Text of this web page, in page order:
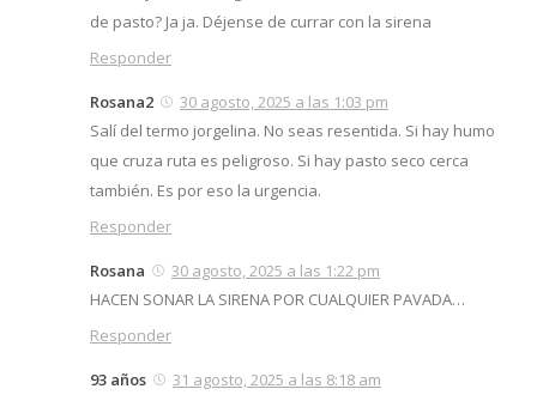
de pasto? Ja ja. Déjense de currar con la sirena
Responder
Rosana2
30 agosto, 2025 a las 1:03 pm
Salí del termo jorgelina. No seas resentida. Si hay humo
que cruza ruta es peligroso. Si hay pasto seco cerca
también. Es por eso la urgencia.
Responder
Rosana
30 agosto, 2025 a las 1:22 pm
HACEN SONAR LA SIRENA POR CUALQUIER PAVADA…
Responder
93 años
31 agosto, 2025 a las 8:18 am